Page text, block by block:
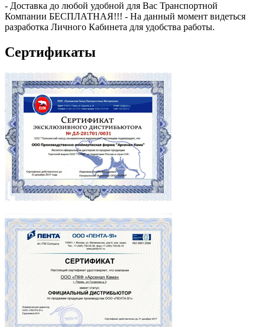
- Доставка до любой удобной для Вас Транспортной
Компании БЕСПЛАТНАЯ!!! - На данный момент видеться
разработка Личного Кабинета для удобства работы.
Сертификаты